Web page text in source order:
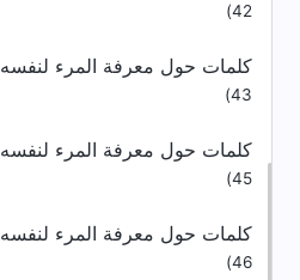
42)
كلمات حول معرفة المرء لنفسه
43)
كلمات حول معرفة المرء لنفسه
45)
كلمات حول معرفة المرء لنفسه
46)